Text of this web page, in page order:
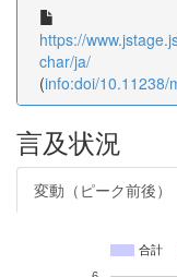
https://
char/ja/
(info:doi/10.11238/
言及状況
変動（ピーク前後）
合計